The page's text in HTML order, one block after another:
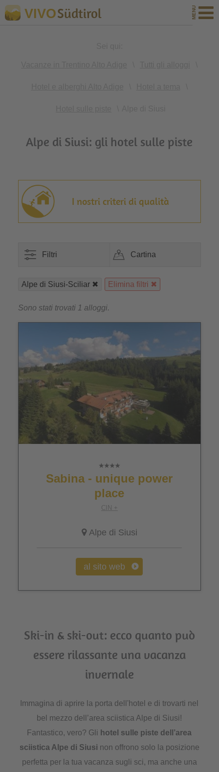
VIVOSüdtirol
Alpe di Siusi: gli hotel sulle piste
I nostri criteri di qualità
Filtri Cartina
Alpe di Siusi-Sciliar Elimina filtri
Sono stati trovati 1 alloggi.
Sabina - unique power
place
CIN +
Alpe di Siusi
al sito web
Ski-in & ski-out: ecco quanto può
essere rilassante una vacanza
invernale
Immagina di aprire la porta dell'hotel e di trovarti nel
bel mezzo dell’area sciistica Alpe di Siusi!
Fantastico, vero? Gli hotel sulle piste dell’area
sciistica Alpe di Siusi non offrono solo la posizione
perfetta per la tua vacanza sugli sci, ma anche una